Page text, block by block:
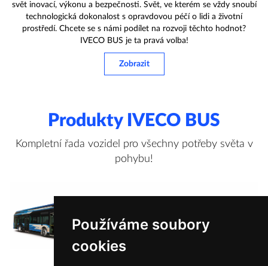
Používáme soubory
cookies
svět inovací, výkonu a bezpečnosti. Svět, ve kterém se vždy snoubí
technologická dokonalost s opravdovou péčí o lidi a životní
prostředí. Chcete se s námi podílet na rozvoji těchto hodnot?
IVECO BUS je ta pravá volba!
Zobrazit
Produkty IVECO BUS
Kompletní řada vozidel pro všechny potřeby světa v
pohybu!